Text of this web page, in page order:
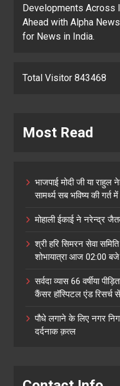
Developments Across
Ahead with Alpha
for News in India.
Total Visitor 843468
Most Read
भाजपाई मोदी जी या राहुल
सामर्थ्य सब भविष्य की गर्त में
मोहाली ईकाई ने नरेन्द्र
श्री हरि सिमरन सेवा
शोभायात्रा आज 02:00 बजे
सर्वदा व्यास 66 वर्षीया
कैंसर हॉस्पिटल एंड रिसर्च
पौधे लगाने के लिए नगर
दर्दनाक क़त्ल